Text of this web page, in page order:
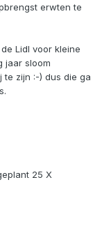
erwten te
Lidl voor kleine
jaar sloom
zijn :-) dus die ga
25 X